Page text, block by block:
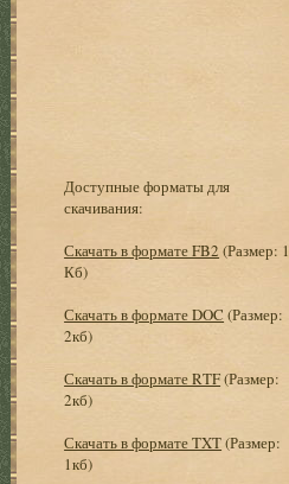
Доступные форматы для
скачивания:
Скачать в формате FB2 (Размер: 1
Кб)
Скачать в формате DOC (Размер:
2кб)
Скачать в формате RTF(Размер:
2кб)
Скачать в формате TXT(Размер:
1кб)